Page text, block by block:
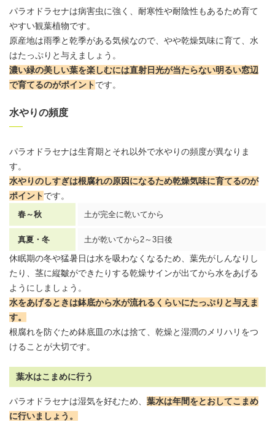
パラオドラセナは病害虫に強く、耐寒性や耐陰性もあるため育て
やすい観葉植物です。
原産地は雨季と乾季がある気候なので、やや乾燥気味に育て、水
はたっぷりと与えましょう。
濃い緑の美しい葉を楽しむには直射日光が当たらない明るい窓辺
で育てるのがポイントです。
水やりの頻度
パラオドラセナは生育期とそれ以外で水やりの頻度が異なりま
す。
水やりのしすぎは根腐れの原因になるため乾燥気味に育てるのが
ポイントです。
春～秋 土が完全に乾いてから
真夏・冬 土が乾いてから2～3日後
休眠期の冬や猛暑日は水を吸わなくなるため、葉先がしんなりし
たり、茎に縦皺ができたりする乾燥サインが出てから水をあげる
ようにしましょう。
水をあげるときは鉢底から水が流れるくらいにたっぷりと与えま
す。
根腐れを防ぐため鉢底皿の水は捨て、乾燥と湿潤のメリハリをつ
けることが大切です。
葉水はこまめに行う
パラオドラセナは湿気を好むため、 葉水は年間をとおしてこまめ
に行いましょう。